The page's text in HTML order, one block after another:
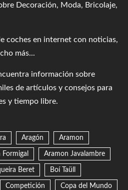
Decoración, Moda, Bricolaje,
coches en internet con noticias,
más...
información sobre
de artículos y consejos para
y tiempo libre.
Aragón Aramon
Aramon Javalambre
Beret Boí Taüll
Competición Copa del Mundo